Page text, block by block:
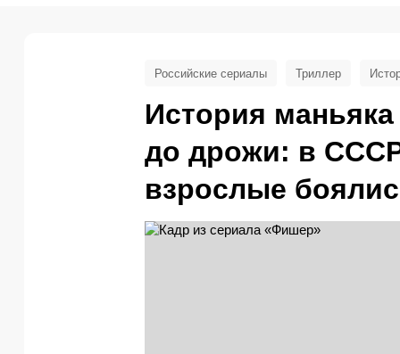
История
до дрожи: в
взрослые
Российские сериалы Триллер